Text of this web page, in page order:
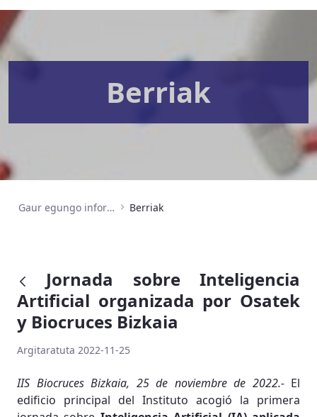
Berriak
Gaur egungo informazioa Berriak
Jornada sobre Inteligencia
Artificial organizada por Osatek
y Biocruces Bizkaia
Argitaratuta 2022-11-25
IIS Biocruces Bizkaia, 25 de noviembre de 2022.- El
edificio principal del Instituto acogió la primera